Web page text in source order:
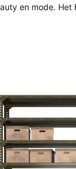
en mode. Het